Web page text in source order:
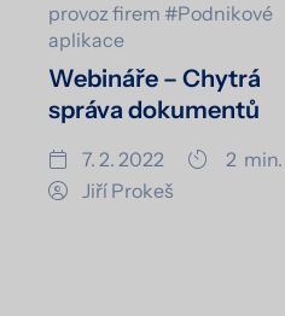
provoz firem #Podnikové
aplikace
Webináře – Chytrá
správa dokumentů
7. 2. 2022 2 min.
Jiří Prokeš